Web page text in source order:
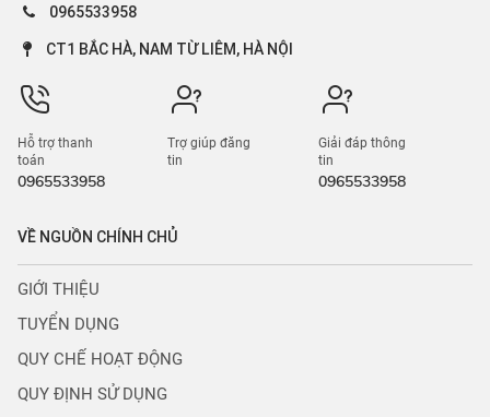
0965533958
CT1 BẮC HÀ, NAM TỪ LIÊM, HÀ NỘI
Hỗ trợ thanh
toán
0965533958
Trợ giúp đăng
tin
Giải đáp thông
tin
0965533958
VỀ NGUỒN CHÍNH CHỦ
GIỚI THIỆU
TUYỂN DỤNG
QUY CHẾ HOẠT ĐỘNG
QUY ĐỊNH SỬ DỤNG